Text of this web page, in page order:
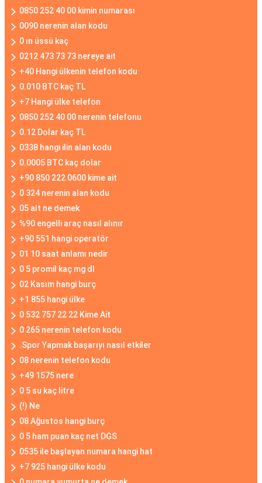
0850 252 40 00 kimin numarası
0090 nerenin alan kodu
0 ın üssü kaç
0212 473 73 73 nereye ait
+40 Hangi ülkenin telefon kodu
0.010 BTC kaç TL
+7 Hangi ülke telefon
0850 252 40 00 nerenin telefonu
0.12 Dolar kaç TL
0338 hangi ilin alan kodu
0.0005 BTC kaç dolar
+90 850 222 0600 kime ait
0 324 nerenin alan kodu
05 alt ne demek
%90 engelli araç nasıl alınır
+90 551 hangi operatör
01 10 saat anlamı nedir
0 5 promil kaç mg dl
02 Kasım hangi burç
+1 855 hangi ülke
0 532 757 22 22 Kime Ait
0 265 nerenin telefon kodu
.Spor Yapmak başarıyı nasıl etkiler
08 nerenin telefon kodu
+49 1575 nere
0 5 su kaç litre
(!) Ne
08 Ağustos hangi burç
0 5 ham puan kaç net DGS
0535 ile başlayan numara hangi hat
+7 925 hangi ülke kodu